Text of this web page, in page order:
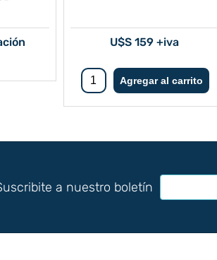
U$S 159 +iva
a nuestro boletín